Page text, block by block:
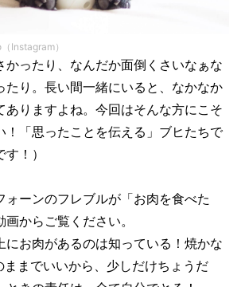
Instagram）
かったり、なんだか面倒くさいなぁな
たり。長い間一緒にいると、なかなか
ありますよね。今回はそんな方にこそ
！「思ったことを伝える」ブヒたちで
！）
ォーンのフレブルが「お肉を食べた
からご覧ください。
にお肉があるのは知っている！焼かな
までいいから、少しだけちょうだ